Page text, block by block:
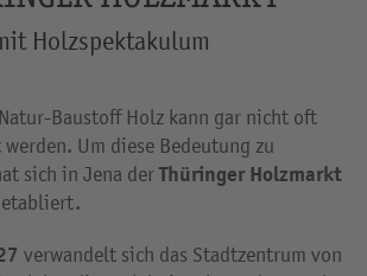
Holzspektakulum
Baustoff Holz kann gar nicht oft
Um diese Bedeutung zu
sich in Jena der Thüringer Holzmarkt
etabliert.
verwandelt sich das Stadtzentrum von